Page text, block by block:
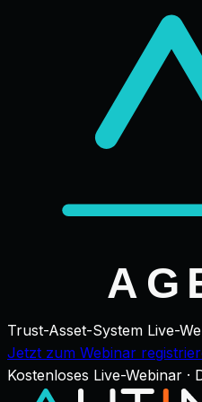
Trust-Asset-System Live-
Jetzt zum Webinar
Kostenloses Live-Webinar ·